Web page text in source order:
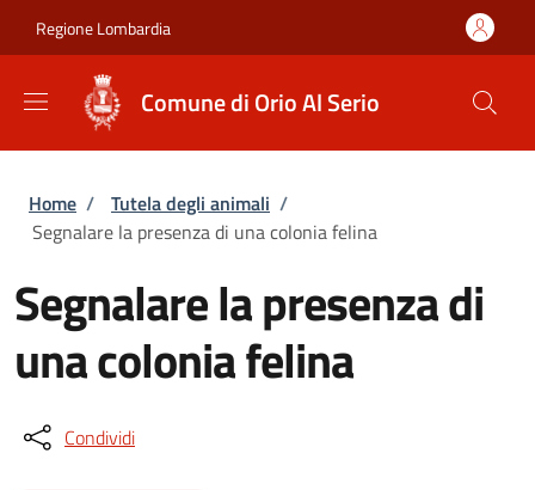
Regione Lombardia
Comune di Orio Al Serio
Briciole di pane
Home / Tutela degli animali /
Segnalare la presenza di una colonia felina
Segnalare la presenza di
una colonia felina
Condividi